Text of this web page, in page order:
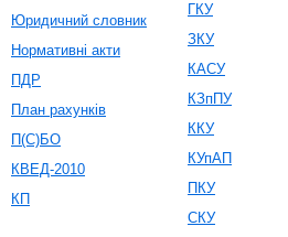
Юридичний словник
Нормативні акти
ПДР
План рахунків
П(С)БО
КВЕД-2010
КП
ГКУ
ЗКУ
КАСУ
КЗпПУ
ККУ
КУпАП
ПКУ
СКУ